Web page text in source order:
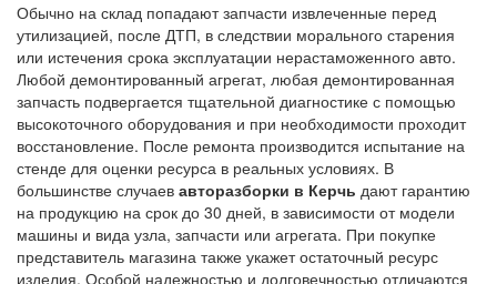
Обычно на склад попадают запчасти извлеченные перед
утилизацией, после ДТП, в следствии морального старения
или истечения срока эксплуатации нерастаможенного авто.
Любой демонтированный агрегат, любая демонтированная
запчасть подвергается тщательной диагностике с помощью
высокоточного оборудования и при необходимости проходит
восстановление. После ремонта производится испытание на
стенде для оценки ресурса в реальных условиях. В
большинстве случаев авторазборки в Керчь дают гарантию
на продукцию на срок до 30 дней, в зависимости от модели
машины и вида узла, запчасти или агрегата. При покупке
представитель магазина также укажет остаточный ресурс
изделия. Особой надежностью и долговечностью отличаются